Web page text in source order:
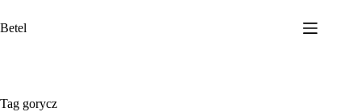
do
treści
Betel
Tag gorycz